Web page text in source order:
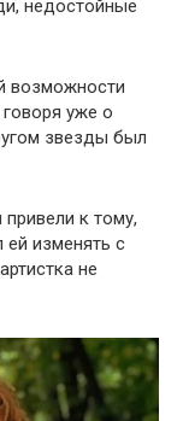
недостойные
возможности
уже о
звезды был
к тому,
ей изменять с
не